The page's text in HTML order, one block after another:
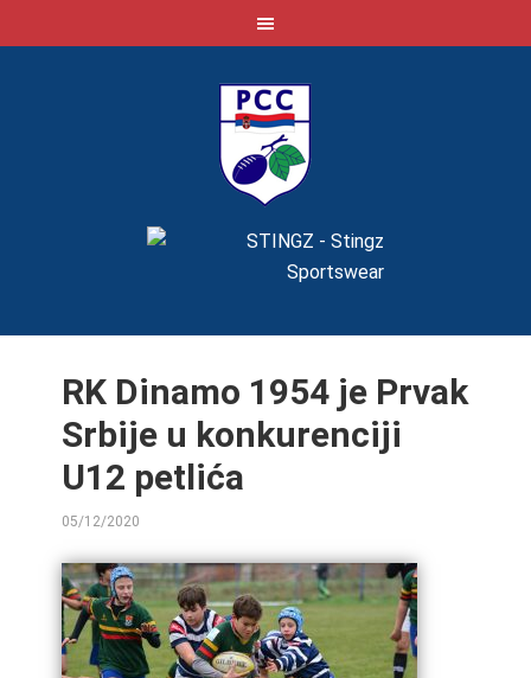
RK Dinamo 1954 je Prvak
Srbije u konkurenciji
U12 petlića
05/12/2020